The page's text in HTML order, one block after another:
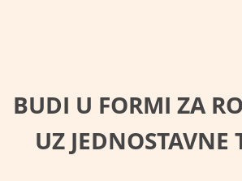
BUDI U FORMI ZA
UZ JEDNOSTAVNE